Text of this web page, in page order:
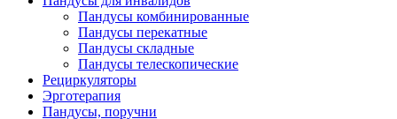
Пандусы комбинированные
Пандусы перекатные
Пандусы складные
Пандусы телескопические
Рециркуляторы
Эрготерапия
Пандусы, поручни